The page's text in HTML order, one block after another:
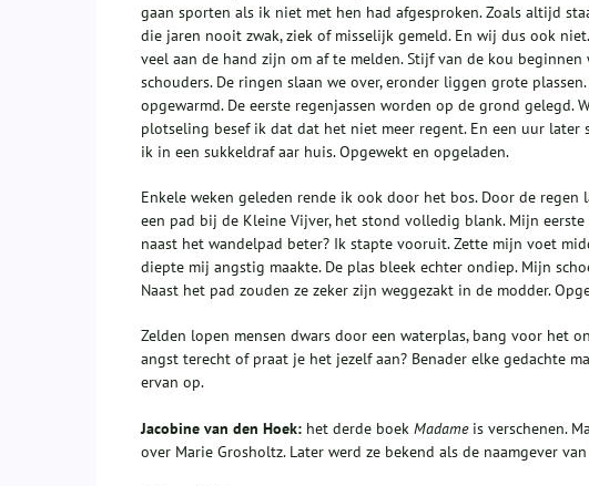
gaan sporten als ik niet met hen had afgesproken. Zoals altijd
die jaren nooit zwak, ziek of misselijk gemeld. En wij dus ook
veel aan de hand zijn om af te melden. Stijf van de kou
schouders. De ringen slaan we over, eronder liggen grote
opgewarmd. De eerste regenjassen worden op de grond gelegd.
plotseling besef ik dat dat het niet meer regent. En een uur
ik in een sukkeldraf aar huis. Opgewekt en opgeladen.
Enkele weken geleden rende ik ook door het bos. Door de
een pad bij de Kleine Vijver, het stond volledig blank. Mijn
naast het wandelpad beter? Ik stapte vooruit. Zette mijn voet
diepte mij angstig maakte. De plas bleek echter ondiep. Mijn
Naast het pad zouden ze zeker zijn weggezakt in de modder.
Zelden lopen mensen dwars door een waterplas, bang voor het
angst terecht of praat je het jezelf aan? Benader elke gedachte
ervan op.
Jacobine van den Hoek: het derde boek Madameis verschenen.
over Marie Grosholtz. Later werd ze bekend als de naamgever